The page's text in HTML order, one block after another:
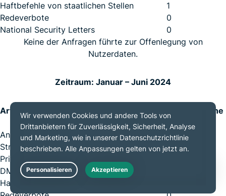
Haftbefehle von staatlichen Stellen
1
Redeverbote
0
National Security Letters
0
Keine der Anfragen führte zur Offenlegung von
Nutzerdaten.
Zeitraum: Januar – Juni 2024
Art
Eingegangene
Anfragen
Anfragen von Behörden,
Strafverfolgungsbehörden und
Privatpersonen
170
DMCA-Anfragen
Haftbefehle von staatlichen Stellen